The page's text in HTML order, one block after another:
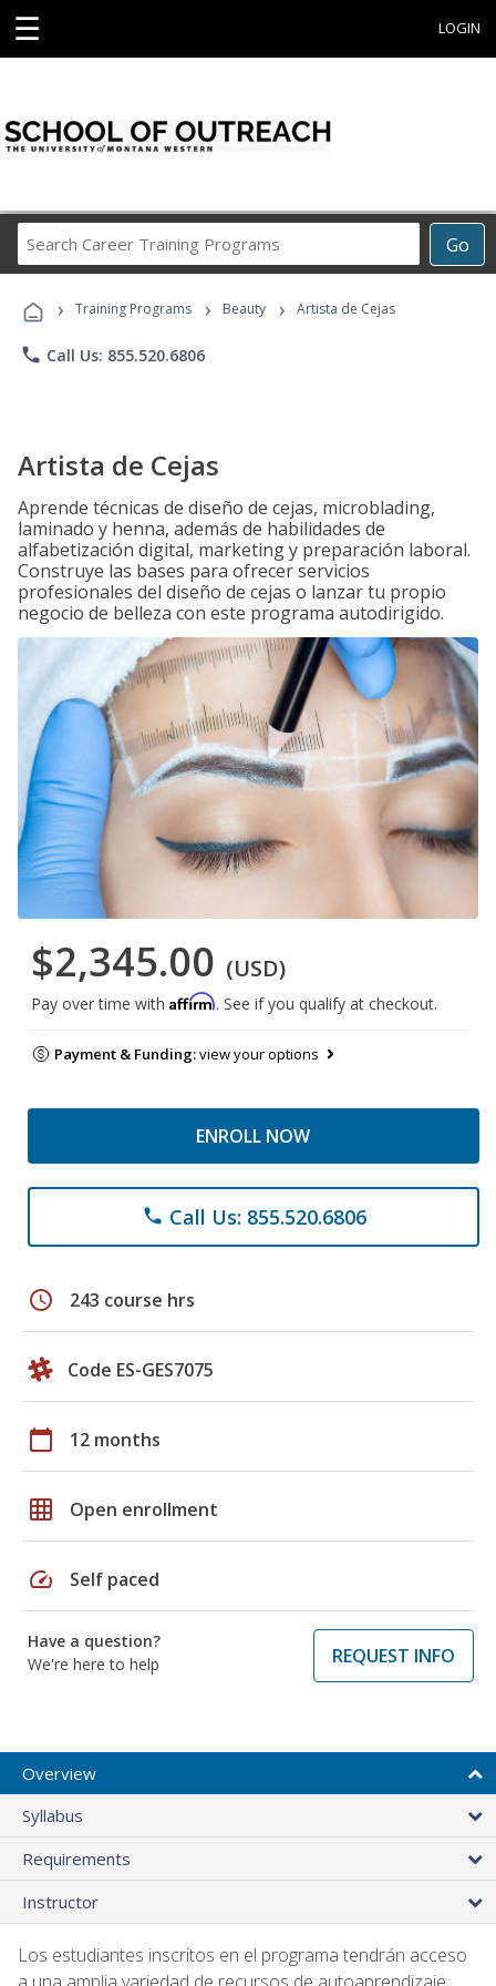
☰ LOGIN
Go
Career
Programs
› Training Programs › Beauty › Artista de Cejas
phone Call Us: 855.520.6806
Artista de Cejas
Aprende técnicas de diseño de cejas, microblading,
laminado y henna, además de habilidades de
alfabetización digital, marketing y preparación laboral.
Construye las bases para ofrecer servicios
profesionales del diseño de cejas o lanzar tu propio
negocio de belleza con este programa autodirigido.
$2,345.00 (USD)
Pay over time with Affirm. See if you qualify at checkout.
Payment & Funding:view your options
ENROLL NOW
phone Call Us: 855.520.6806
schedule 243 course hrs
Code ES-GES7075
calendar_today 12 months
grid_on Open enrollment
speed Self paced
Have a question?
We're here to help
REQUEST INFO
Overview
Syllabus
Requirements
Instructor
Los estudiantes inscritos en el programa tendrán acceso